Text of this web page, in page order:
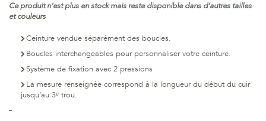
Ce produit n'est plus en stock mais reste disponible dans d’autres tailles
et couleurs
Ceinture vendue séparément des boucles.
Boucles interchangeables pour personnaliser votre ceinture.
Système de fixation avec 2 pressions
La mesure renseignée correspond à la longueur du début du cuir
jusqu’au 3ᵉ trou.